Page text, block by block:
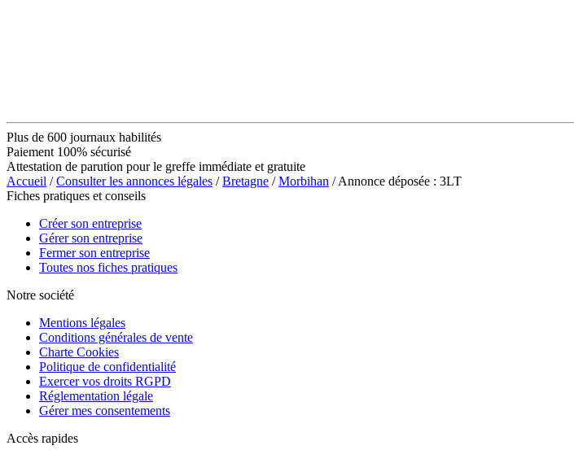
Plus de 600 journaux habilités
Paiement 100% sécurisé
Attestation de parution pour le greffe immédiate et gratuite
Accueil /Consulter les annonces légales /Bretagne /Morbihan / Annonce déposée : 3LT
Fiches pratiques et conseils
Créer son entreprise
Gérer son entreprise
Fermer son entreprise
Toutes nos fiches pratiques
Notre société
Mentions légales
Conditions générales de vente
Charte Cookies
Politique de confidentialité
Exercer vos droits RGPD
Réglementation légale
Gérer mes consentements
Accès rapides